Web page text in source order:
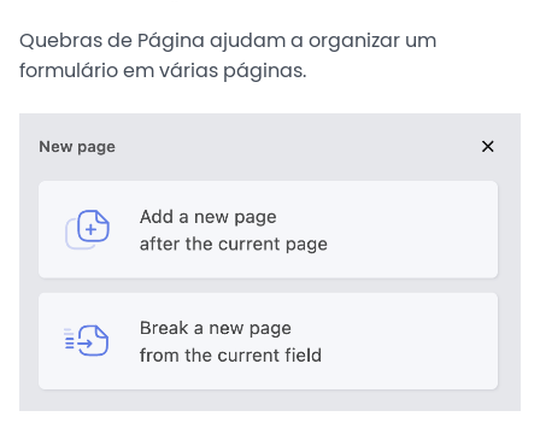
Quebras de Página ajudam a organizar um
formulário em várias páginas.